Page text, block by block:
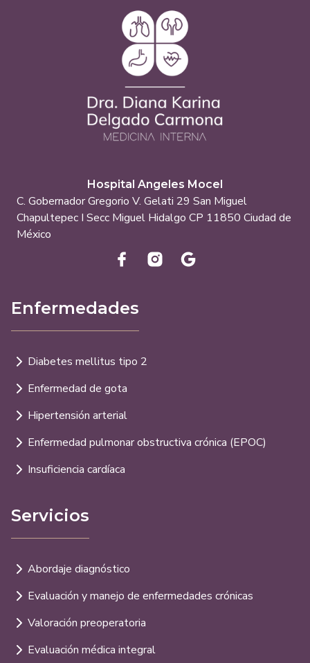
Hospital Angeles Mocel
C. Gobernador Gregorio V. Gelati 29 San Miguel
Chapultepec I Secc Miguel Hidalgo CP 11850 Ciudad de
México
Enfermedades
Diabetes mellitus tipo 2
Enfermedad de gota
Hipertensión arterial
Enfermedad pulmonar obstructiva crónica (EPOC)
Insuficiencia cardíaca
Servicios
Abordaje diagnóstico
Evaluación y manejo de enfermedades crónicas
Valoración preoperatoria
Evaluación médica integral